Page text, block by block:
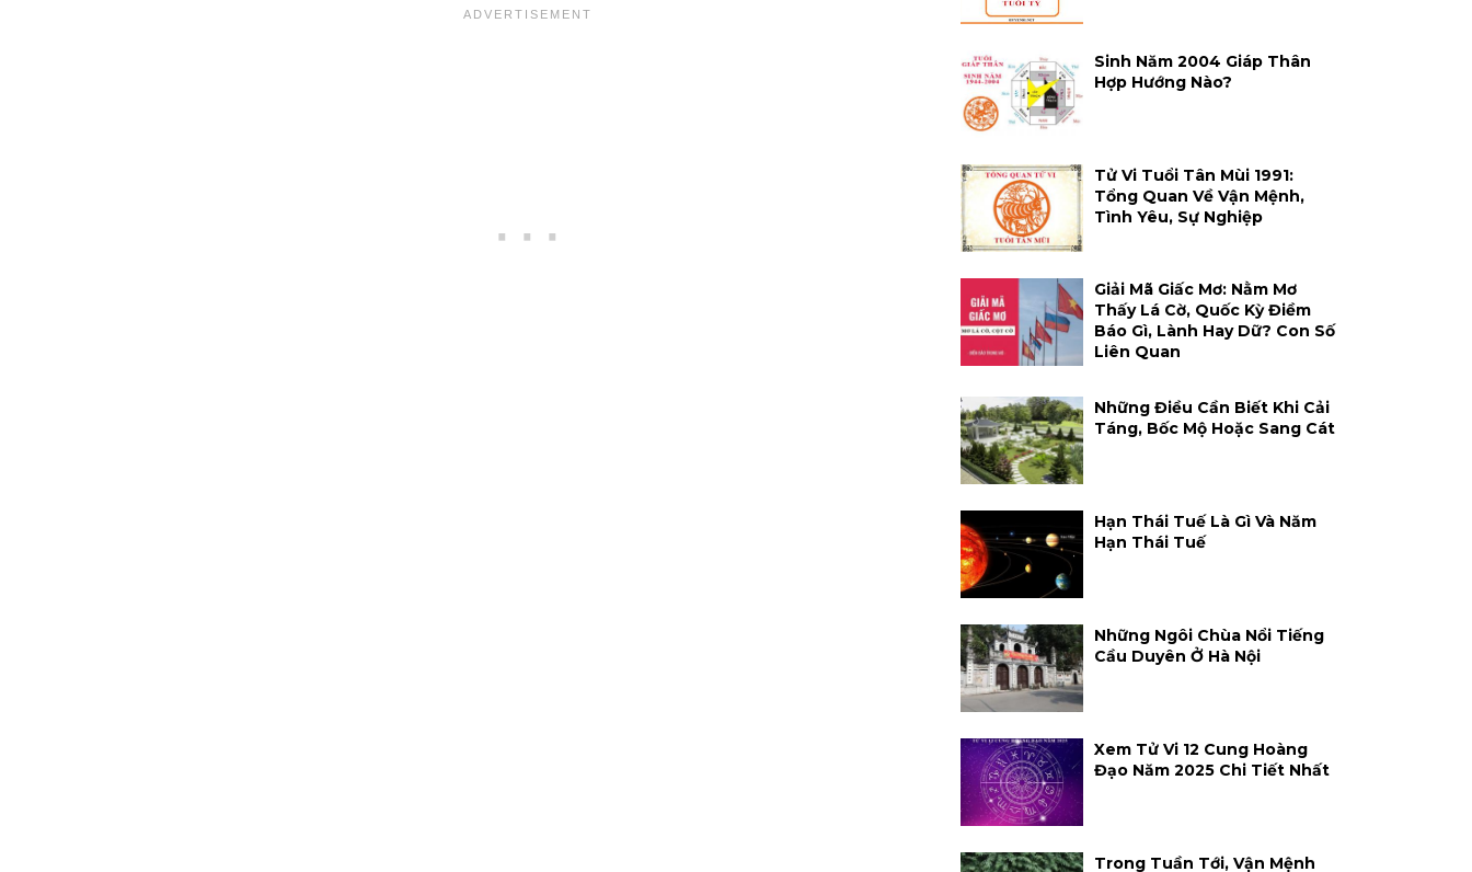
Sinh Năm 2004 Giáp Thân
Hợp Hướng Nào?
Tử Vi Tuổi Tân Mùi 1991:
Tổng Quan Về Vận Mệnh,
Tình Yêu, Sự Nghiệp
Giải Mã Giấc Mơ: Nằm Mơ
Thấy Lá Cờ, Quốc Kỳ Điềm
Báo Gì, Lành Hay Dữ? Con Số
Liên Quan
Những Điều Cần Biết Khi Cải
Táng, Bốc Mộ Hoặc Sang Cát
Hạn Thái Tuế Là Gì Và Năm
Hạn Thái Tuế
Những Ngôi Chùa Nổi Tiếng
Cầu Duyên Ở Hà Nội
Xem Tử Vi 12 Cung Hoàng
Đạo Năm 2025 Chi Tiết Nhất
Trong Tuần Tới, Vận Mệnh